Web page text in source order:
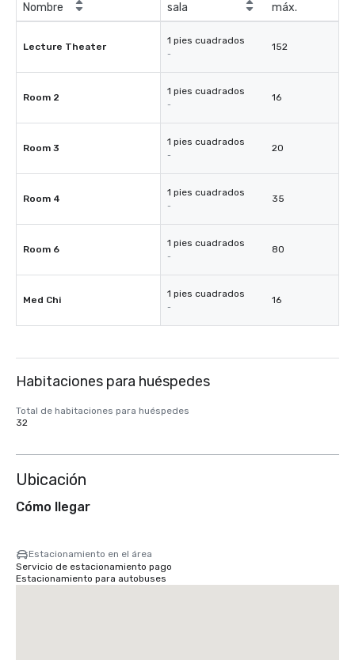
Nombre
sala
máx.
Lecture Theater
1 pies cuadrados
-
152
Room 2
1 pies cuadrados
-
16
Room 3
1 pies cuadrados
-
20
Room 4
1 pies cuadrados
-
35
Room 6
1 pies cuadrados
-
80
Med Chi
1 pies cuadrados
-
16
Habitaciones para huéspedes
Total de habitaciones para huéspedes
32
Ubicación
Cómo llegar
Estacionamiento en el área
Servicio de estacionamiento pago
Estacionamiento para autobuses